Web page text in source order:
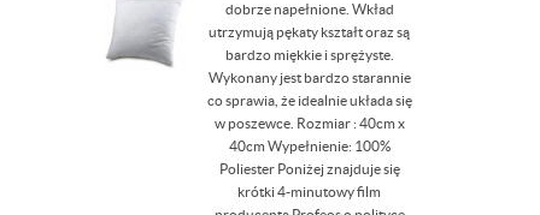
dobrze napełnione. Wkład
utrzymują pękaty kształt oraz są
bardzo miękkie i sprężyste.
Wykonany jest bardzo starannie
co sprawia, że idealnie układa się
w poszewce. Rozmiar : 40cm x
40cm Wypełnienie: 100%
Poliester Poniżej znajduje się
krótki 4-minutowy film